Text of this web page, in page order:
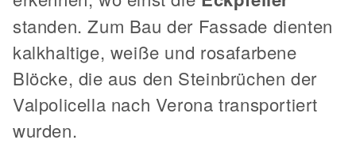
standen. Zum Bau der Fassade dienten
kalkhaltige, weiße und rosafarbene
Blöcke, die aus den Steinbrüchen der
Valpolicella nach Verona transportiert
wurden.